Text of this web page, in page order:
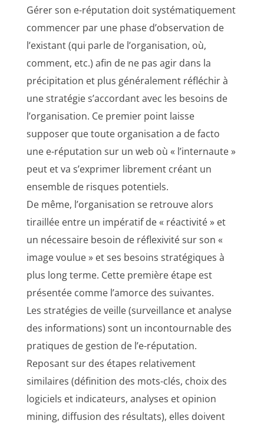
Gérer son e-réputation doit systématiquement
commencer par une phase d’observation de
l’existant (qui parle de l’organisation, où,
comment, etc.) afin de ne pas agir dans la
précipitation et plus généralement réfléchir à
une stratégie s’accordant avec les besoins de
l’organisation. Ce premier point laisse
supposer que toute organisation a de facto
une e-réputation sur un web où « l’internaute »
peut et va s’exprimer librement créant un
ensemble de risques potentiels.
De même, l’organisation se retrouve alors
tiraillée entre un impératif de « réactivité » et
un nécessaire besoin de réflexivité sur son «
image voulue » et ses besoins stratégiques à
plus long terme. Cette première étape est
présentée comme l’amorce des suivantes.
Les stratégies de veille (surveillance et analyse
des informations) sont un incontournable des
pratiques de gestion de l’e-réputation.
Reposant sur des étapes relativement
similaires (définition des mots-clés, choix des
logiciels et indicateurs, analyses et opinion
mining, diffusion des résultats), elles doivent